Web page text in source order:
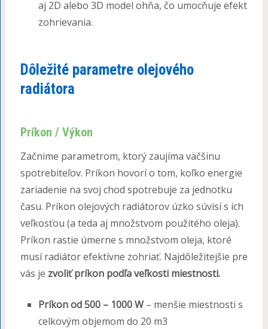
aj 2D alebo 3D model ohňa, čo umocňuje efekt
zohrievania.
Dôležité parametre olejového
radiátora
Príkon / Výkon
Začnime parametrom, ktorý zaujíma väčšinu
spotrebiteľov. Príkon hovorí o tom, koľko energie
zariadenie na svoj chod spotrebuje za jednotku
času. Príkon olejových radiátorov úzko súvisí s ich
veľkosťou (a teda aj množstvom použitého oleja).
Príkon rastie úmerne s množstvom oleja, ktoré
musí radiátor efektívne zohriať. Najdôležitejšie pre
vás je zvoliť príkon podľa veľkosti miestnosti.
Príkon od 500 – 1000 W– menšie miestnosti s
celkovým objemom do 20 m3